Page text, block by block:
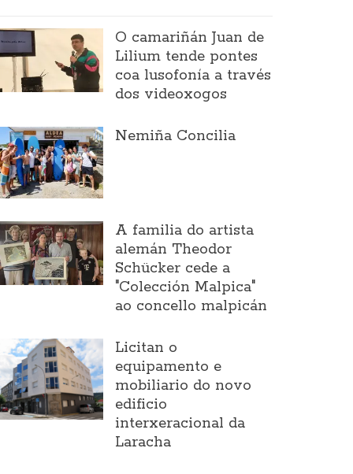
O camariñán Juan de
Lilium tende pontes
coa lusofonía a través
dos videoxogos
Nemiña Concilia
A familia do artista
alemán Theodor
Schücker cede a
"Colección Malpica"
ao concello malpicán
Licitan o
equipamento e
mobiliario do novo
edificio
interxeracional da
Laracha